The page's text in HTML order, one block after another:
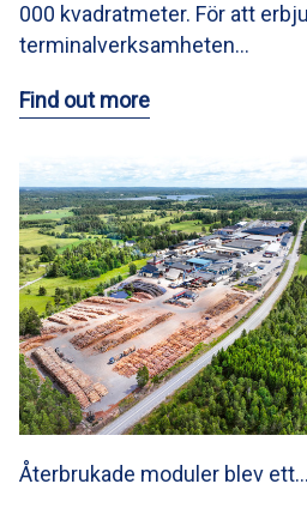
000 kvadratmeter. För att
terminalverksamheten…
Find out more
Återbrukade moduler blev ett…